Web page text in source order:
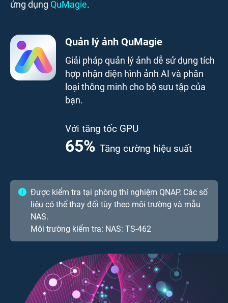
ứng dụng QuMagie.
Quản lý ảnh QuMagie
Giải pháp quản lý ảnh dễ sử dụng tích
hợp nhận diện hình ảnh AI và phân
loại thông minh cho bộ sưu tập của
bạn.
Với tăng tốc GPU
65% Tăng cường hiệu suất
Được kiểm tra tại phòng thí nghiệm QNAP. Các số
liệu có thể thay đổi tùy theo môi trường và mẫu
NAS.
Môi trường kiểm tra: NAS: TS-462